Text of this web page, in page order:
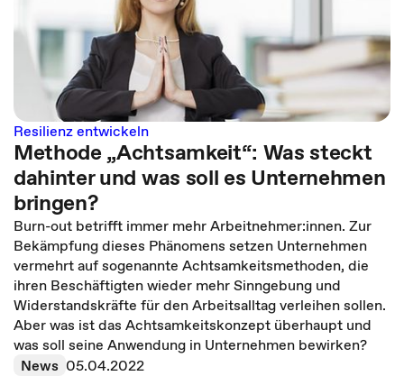
Resilienz entwickeln
Methode „Achtsamkeit“: Was steckt
dahinter und was soll es Unternehmen
bringen?
Burn-out betrifft immer mehr Arbeitnehmer:innen. Zur
Bekämpfung dieses Phänomens setzen Unternehmen
vermehrt auf sogenannte Achtsamkeitsmethoden, die
ihren Beschäftigten wieder mehr Sinngebung und
Widerstandskräfte für den Arbeitsalltag verleihen sollen.
Aber was ist das Achtsamkeitskonzept überhaupt und
was soll seine Anwendung in Unternehmen bewirken?
News 05.04.2022